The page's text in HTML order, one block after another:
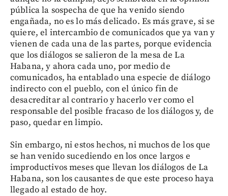
pública la sospecha de que ha venido siendo
engañada, no es lo más delicado. Es más grave, si se
quiere, el intercambio de comunicados que ya van y
vienen de cada una de las partes, porque evidencia
que los diálogos se salieron de la mesa de La
Habana, y ahora cada uno, por medio de
comunicados, ha entablado una especie de diálogo
indirecto con el pueblo, con el único fin de
desacreditar al contrario y hacerlo ver como el
responsable del posible fracaso de los diálogos y, de
paso, quedar en limpio.
Sin embargo, ni estos hechos, ni muchos de los que
se han venido sucediendo en los once largos e
improductivos meses que llevan los diálogos de La
Habana, son los causantes de que este proceso haya
llegado al estado de hoy.